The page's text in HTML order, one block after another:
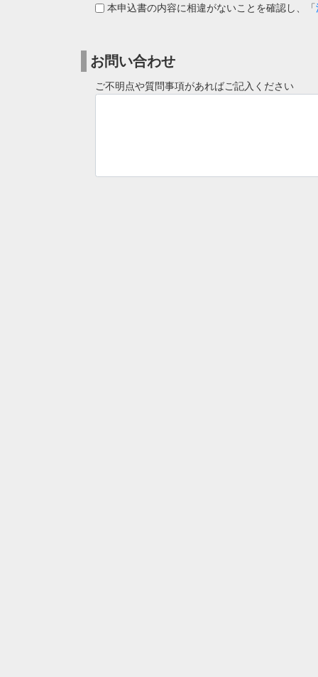
本申込書の内容に相違がないことを確認し、「
お問い合わせ
ご不明点や質問事項があればご記入ください